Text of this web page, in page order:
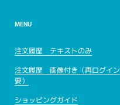
MENU
注文履歴 テキストのみ
注文履歴 画像付き（再ログイン
要）
ショッピングガイド